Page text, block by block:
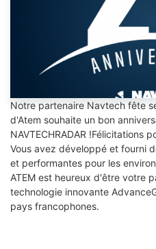
Notre partenaire Navtech fête
d'Atem souhaite un bon
NAVTECHRADAR !Félicitations
Vous avez développé et fourni
et performantes pour les
ATEM est heureux d'être votre
technologie innovante
pays francophones.